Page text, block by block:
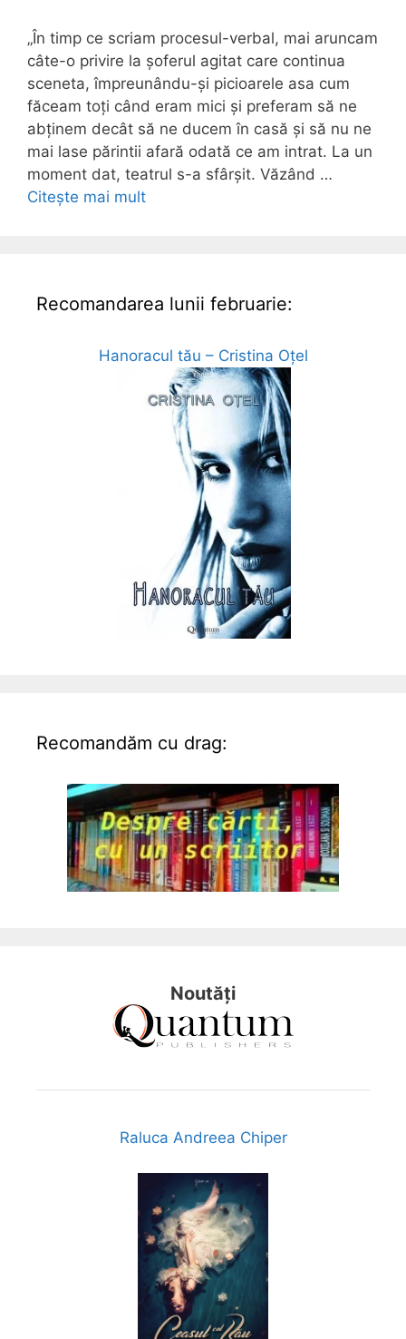
„În timp ce scriam procesul-verbal, mai aruncam
câte-o privire la șoferul agitat care continua
sceneta, împreunându-și picioarele asa cum
făceam toți când eram mici și preferam să ne
abținem decât să ne ducem în casă și să nu ne
mai lase părintii afară odată ce am intrat. La un
moment dat, teatrul s-a sfârșit. Văzând …
Citește mai mult
Recomandarea lunii februarie:
Hanoracul tău – Cristina Oțel
Recomandăm cu drag:
Noutăți
Raluca Andreea Chiper